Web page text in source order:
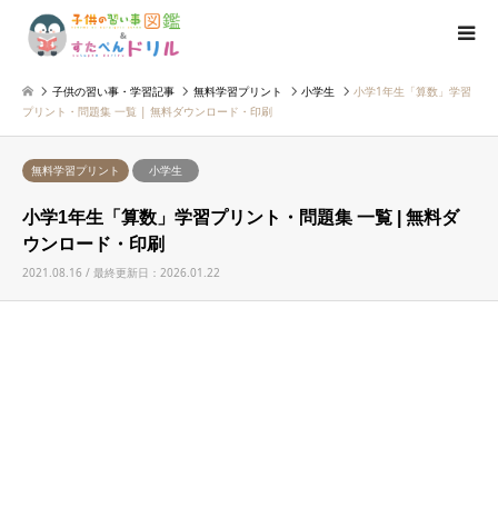
子供の習い事・学習記事 無料学習プリント 小学生
小学1年生「算数」学習
プリント・問題集 一覧 | 無料ダウンロード・印刷
無料学習プリント 小学生
小学1年生「算数」学習プリント・問題集 一覧 | 無料ダ
ウンロード・印刷
2021.08.16 / 最終更新日：2026.01.22